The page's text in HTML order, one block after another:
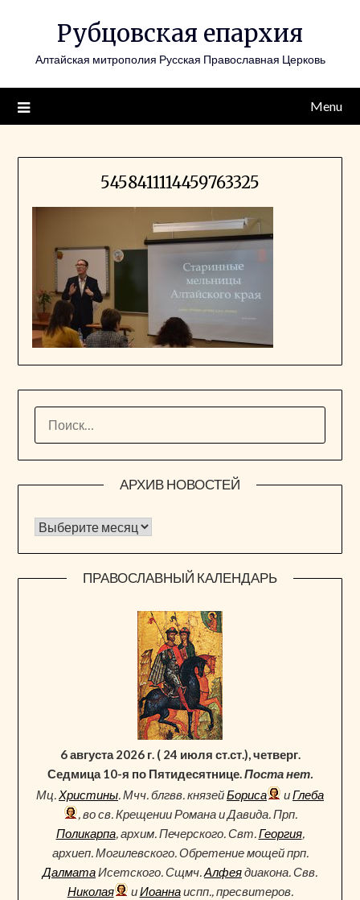
Рубцовская епархия
Алтайская митрополия Русская Православная Церковь
Menu
5458411114459763325
АРХИВ НОВОСТЕЙ
Архив новостей
ПРАВОСЛАВНЫЙ КАЛЕНДАРЬ
6 августа 2026 г. ( 24 июля ст.ст.), четверг.
Седмица 10-я по Пятидесятнице.Поста нет.
Мц.Христины. Мчч. блгвв. князейБориса иГлеба
, во св. Крещении Романа и Давида. Прп.
Поликарпа, архим. Печерского. Свт.Георгия,
архиеп. Могилевского. Обретение мощей прп.
ДалматаИсетского. Сщмч.Алфеядиакона. Свв.
Николая
иИоаннаиспп., пресвитеров.